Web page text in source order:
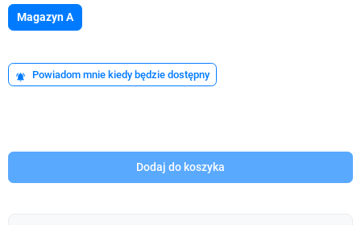
Magazyn A
notifications_active Powiadom mnie kiedy będzie dostępny
Dodaj do koszyka